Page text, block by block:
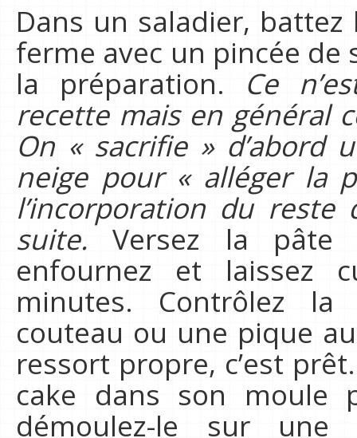
Dans un saladier, battez
ferme avec un pincée de
la préparation. Ce
recette mais en général
On « sacrifie » d’abord
neige pour « alléger la
l’incorporation du
suite. Versez la pâte
enfournez et laissez
minutes. Contrôlez
couteau ou une pique
ressort propre, c’est
cake dans son moule
démoulez-le sur une